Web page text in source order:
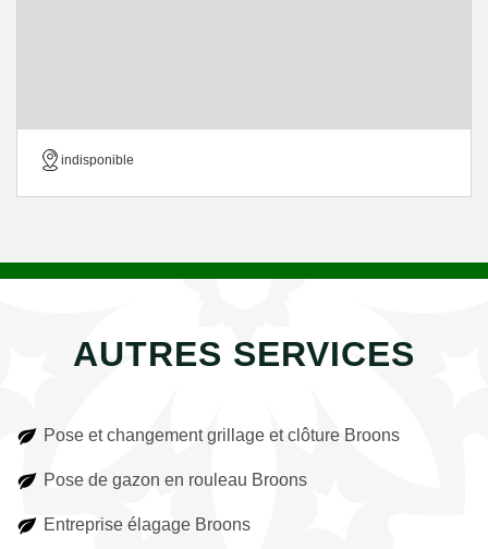
indisponible
AUTRES SERVICES
Pose et changement grillage et clôture Broons
Pose de gazon en rouleau Broons
Entreprise élagage Broons